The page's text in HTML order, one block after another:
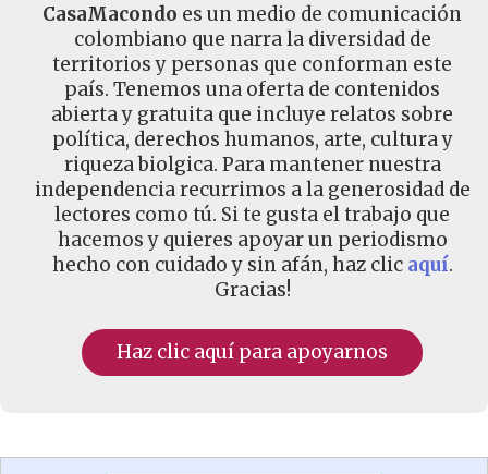
CasaMacondo es un medio de comunicación
colombiano que narra la diversidad de
territorios y personas que conforman este
país. Tenemos una oferta de contenidos
abierta y gratuita que incluye relatos sobre
política, derechos humanos, arte, cultura y
riqueza biolgica. Para mantener nuestra
independencia recurrimos a la generosidad de
lectores como tú. Si te gusta el trabajo que
hacemos y quieres apoyar un periodismo
hecho con cuidado y sin afán, haz clic aquí.
Gracias!
Haz clic aquí para apoyarnos